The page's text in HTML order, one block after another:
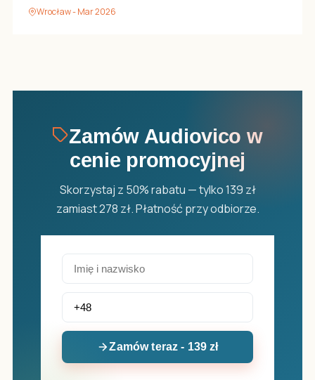
Wrocław - Mar 2026
Zamów Audiovico w
cenie promocyjnej
Skorzystaj z 50% rabatu — tylko 139 zł
zamiast 278 zł. Płatność przy odbiorze.
Zamów teraz - 139 zł